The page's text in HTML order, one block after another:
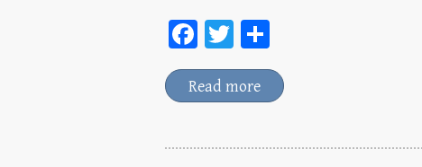
Fa
ce
bo
T
wi
tt
o
m
rt
Read more